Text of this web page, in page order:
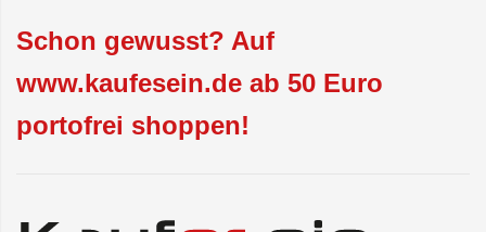
Schon gewusst? Auf
www.kaufesein.de ab 50 Euro
portofrei shoppen!